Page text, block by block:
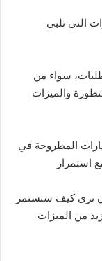
التي تلبي
سواء من
والميزات
المطروحة في
استمرار
أن نرى كيف ستستمر
من الميزات